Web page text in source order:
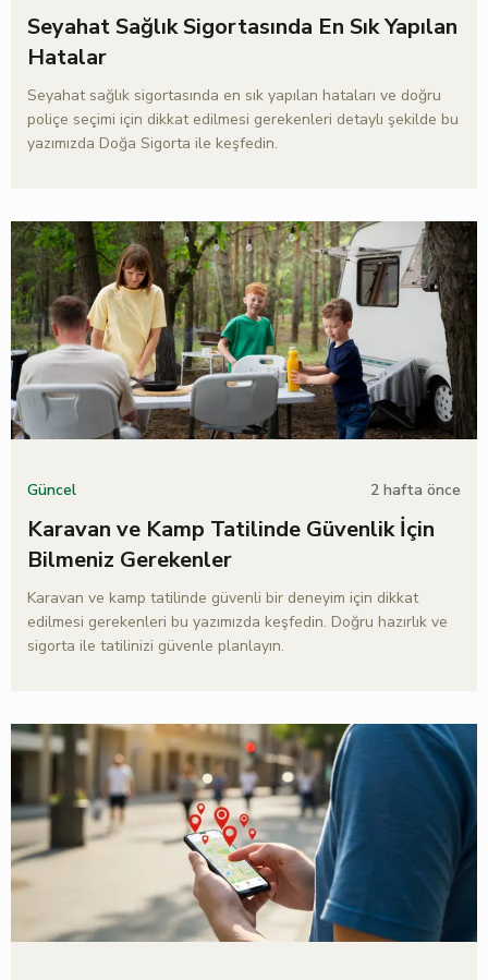
Seyahat Sağlık Sigortasında En Sık Yapılan
Hatalar
Seyahat sağlık sigortasında en sık yapılan hataları ve doğru
poliçe seçimi için dikkat edilmesi gerekenleri detaylı şekilde bu
yazımızda Doğa Sigorta ile keşfedin.
Güncel 2 hafta önce
Karavan ve Kamp Tatilinde Güvenlik İçin
Bilmeniz Gerekenler
Karavan ve kamp tatilinde güvenli bir deneyim için dikkat
edilmesi gerekenleri bu yazımızda keşfedin. Doğru hazırlık ve
sigorta ile tatilinizi güvenle planlayın.